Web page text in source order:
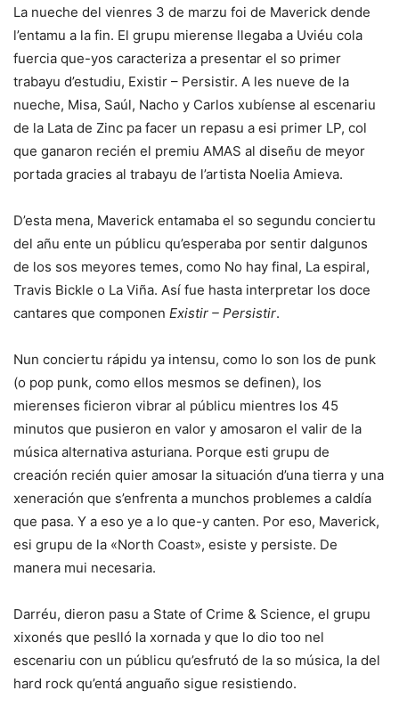
La nueche del vienres 3 de marzu foi de Maverick dende
l’entamu a la fin. El grupu mierense llegaba a Uviéu cola
fuercia que-yos caracteriza a presentar el so primer
trabayu d’estudiu, Existir – Persistir. A les nueve de la
nueche, Misa, Saúl, Nacho y Carlos xubíense al escenariu
de la Lata de Zinc pa facer un repasu a esi primer LP, col
que ganaron recién el premiu AMAS al diseñu de meyor
portada gracies al trabayu de l’artista Noelia Amieva.
D’esta mena, Maverick entamaba el so segundu conciertu
del añu ente un públicu qu’esperaba por sentir dalgunos
de los sos meyores temes, como No hay final, La espiral,
Travis Bickle o La Viña. Así fue hasta interpretar los doce
cantares que componen Existir – Persistir.
Nun conciertu rápidu ya intensu, como lo son los de punk
(o pop punk, como ellos mesmos se definen), los
mierenses ficieron vibrar al públicu mientres los 45
minutos que pusieron en valor y amosaron el valir de la
música alternativa asturiana. Porque esti grupu de
creación recién quier amosar la situación d’una tierra y una
xeneración que s’enfrenta a munchos problemes a caldía
que pasa. Y a eso ye a lo que-y canten. Por eso, Maverick,
esi grupu de la «North Coast», esiste y persiste. De
manera mui necesaria.
Darréu, dieron pasu a State of Crime & Science, el grupu
xixonés que peslló la xornada y que lo dio too nel
escenariu con un públicu qu’esfrutó de la so música, la del
hard rock qu’entá anguaño sigue resistiendo.